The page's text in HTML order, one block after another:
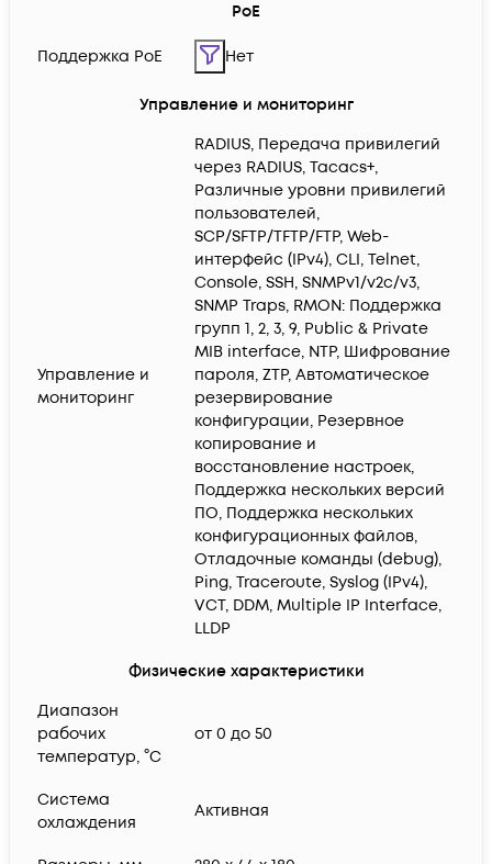
PoE
Поддержка PoE Нет
Управление и мониторинг
Управление и
мониторинг
RADIUS, Передача привилегий
через RADIUS, Tacacs+,
Различные уровни привилегий
пользователей,
SCP/SFTP/TFTP/FTP, Web-
интерфейс (IPv4), CLI, Telnet,
Console, SSH, SNMPv1/v2c/v3,
SNMP Traps, RMON: Поддержка
групп 1, 2, 3, 9, Public & Private
MIB interface, NTP, Шифрование
пароля, ZTP, Автоматическое
резервирование
конфигурации, Резервное
копирование и
восстановление настроек,
Поддержка нескольких версий
ПО, Поддержка нескольких
конфигурационных файлов,
Отладочные команды (debug),
Ping, Traceroute, Syslog (IPv4),
VCT, DDM, Multiple IP Interface,
LLDP
Физические характеристики
Диапазон
рабочих
температур, °C
от 0 до 50
Система
охлаждения
Активная